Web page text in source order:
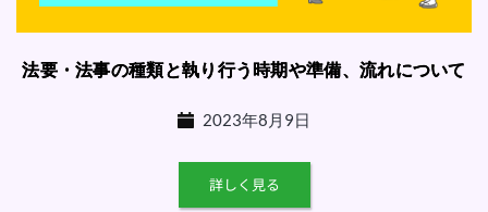
法要・法事の種類と執り行う時期や準備、流れについて
2023年8月9日
詳しく見る